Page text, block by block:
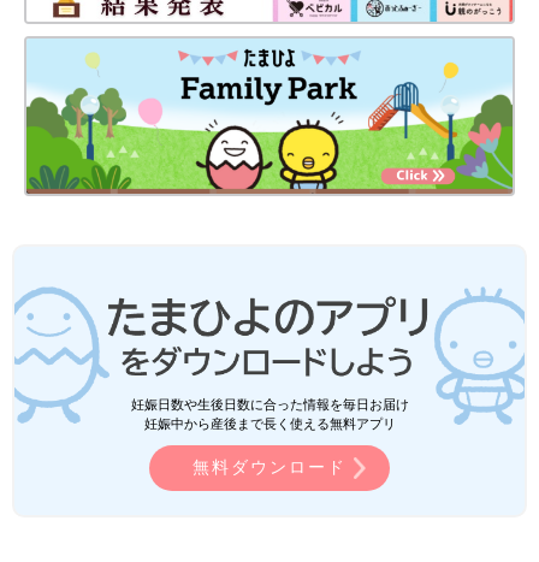
妊娠日数や生後日数に合った情報を毎日お届け
妊娠中から産後まで長く使える無料アプリ
無料ダウンロード